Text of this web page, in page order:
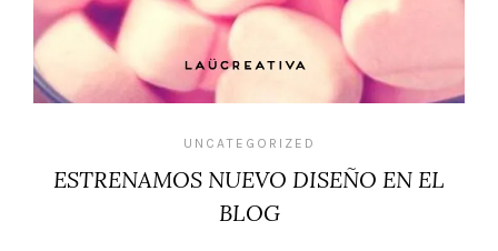
UNCATEGORIZED
ESTRENAMOS NUEVO DISEÑO EN EL
BLOG